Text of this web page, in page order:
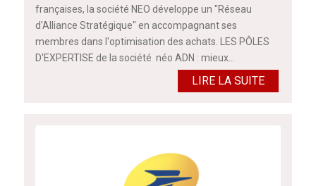
françaises, la société NEO développe un "Réseau
d'Alliance Stratégique" en accompagnant ses
membres dans l'optimisation des achats. LES PÔLES
D'EXPERTISE de la société néo ADN : mieux…
LIRE LA SUITE